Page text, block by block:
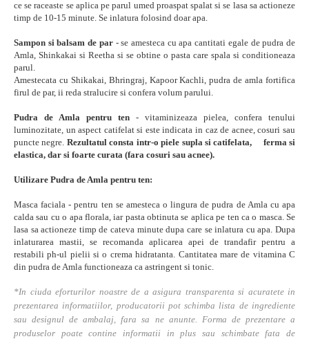
ce se raceaste se aplica pe parul umed proaspat spalat si se lasa sa actioneze
timp de 10-15 minute. Se inlatura folosind doar apa.
Sampon si balsam de par - se amesteca cu apa cantitati egale de pudra de
Amla, Shinkakai si Reetha si se obtine o pasta care spala si conditioneaza
parul.
Amestecata cu Shikakai, Bhringraj, Kapoor Kachli, pudra de amla fortifica
firul de par, ii reda stralucire si confera volum parului.
Pudra de Amla pentru ten - vitaminizeaza pielea, confera tenului
luminozitate, un aspect catifelat si este indicata in caz de acnee, cosuri sau
puncte negre. Rezultatul consta intr-o piele supla si catifelata,ﾠ ferma si
elastica, dar si foarte curata (fara cosuri sau acnee).
Utilizare Pudra de Amla pentru ten:
Masca faciala - pentru ten se amesteca o lingura de pudra de Amla cu apa
calda sau cu o apa florala, iar pasta obtinuta se aplica pe ten ca o masca. Se
lasa sa actioneze timp de cateva minute dupa care se inlatura cu apa. Dupa
inlaturarea mastii, se recomanda aplicarea apei de trandafir pentru a
restabili ph-ul pielii si o crema hidratanta. Cantitatea mare de vitamina C
din pudra de Amla functioneaza ca astringent si tonic.
*In ciuda eforturilor noastre de a asigura transparenta si acuratete in
prezentarea informatiilor, producatorii pot schimba lista de ingrediente
sau designul de ambalaj, fara sa ne anunte. Forma de prezentare a
produselor poate contine informatii in plus sau schimbate fata de